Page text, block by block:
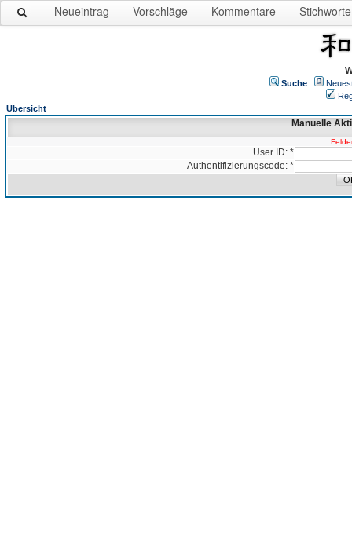
Neueintrag Vorschläge Kommentare Stichworte
Suche
Übersicht
Manuelle
User ID: *
Authentifizierungscode: *